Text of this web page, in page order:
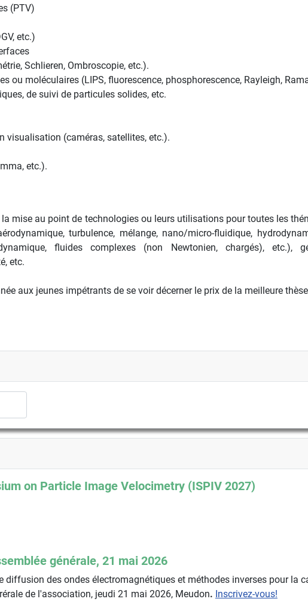
(PTV)
etc.)
Schlieren, Ombroscopie, etc.).
ou moléculaires (LIPS, fluorescence, phosphorescence, Rayleigh,
de suivi de particules solides, etc.
visualisation (caméras, satellites, etc.).
etc.).
mise au point de technologies ou leurs utilisations pour toutes les
turbulence, mélange, nano/micro-fluidique,
fluides complexes (non Newtonien, chargés), etc.),
etc.
aux jeunes impétrants de se voir décerner le prix de la meilleure thèse
on Particle Image Velocimetry (ISPIV 2027)
générale, 21 mai 2026
diffusion des ondes électromagnétiques et méthodes inverses pour la
de l'association, jeudi 21 mai 2026, Meudon. Inscrivez-vous!